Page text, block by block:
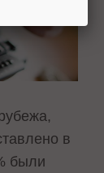
в
были